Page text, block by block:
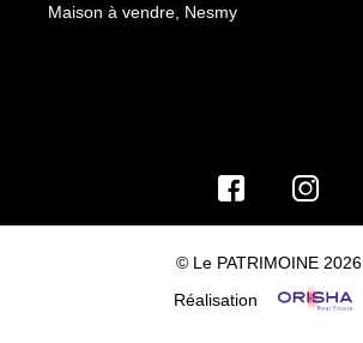
Maison à vendre, Nesmy
© Le PATRIMOINE 2026
Réalisation